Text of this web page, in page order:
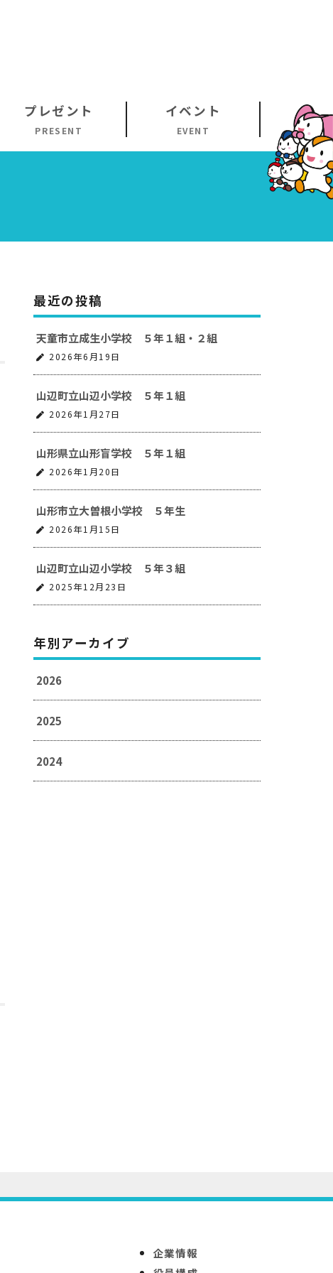
プレゼント
PRESENT
イベント
EVENT
最近の投稿
天童市立成生小学校 ５年１組・２組
2026年6月19日
山辺町立山辺小学校 ５年１組
2026年1月27日
山形県立山形盲学校 ５年１組
2026年1月20日
山形市立大曽根小学校 ５年生
2026年1月15日
山辺町立山辺小学校 ５年３組
2025年12月23日
年別アーカイブ
2026
2025
2024
企業情報